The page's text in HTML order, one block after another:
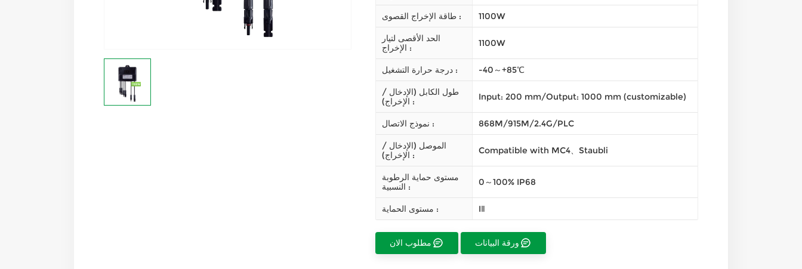
طاقة الإخراج القصوى : 1100W
الحد الأقصى لتيار
الإخراج :
1100W
درجة حرارة التشغيل : -40～+85℃
طول الكابل (الإدخال /
الإخراج) :
Input: 200 mm/Output: 1000 mm (customizable)
نموذج الاتصال : 868M/915M/2.4G/PLC
الموصل (الإدخال /
الإخراج) :
Compatible with MC4、Staubli
مستوى حماية الرطوبة
النسبية :
0～100% IP68
مستوى الحماية : IⅡ
مطلوب الان ورقة البيانات